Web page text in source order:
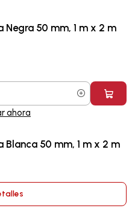
Negra 50 mm, 1 m x 2 m
ahora
Blanca 50 mm, 1 m x 2 m